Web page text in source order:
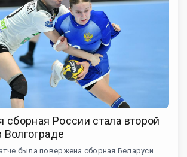
России стала второй
Волгограде
была повержена сборная Беларуси